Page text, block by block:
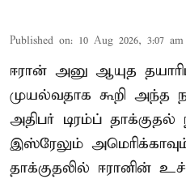
Published on: 10 Aug 2026, 3:07 am
ஈரான் அனு ஆயுத
முயல்வதாக கூறி அந்த
அதிபர் டிரம்ப் தாக்குதல்
இஸ்ரேலும்
தாக்குதலில் ஈரானின்